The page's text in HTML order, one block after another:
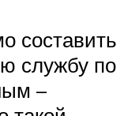
составить
службу по
–